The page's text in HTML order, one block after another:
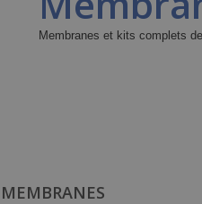
Membranes et kits complets
MEMBRANES